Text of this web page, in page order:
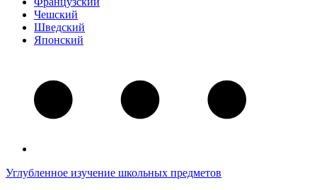
Чешский
Шведский
Японский
Углубленное изучение школьных предметов